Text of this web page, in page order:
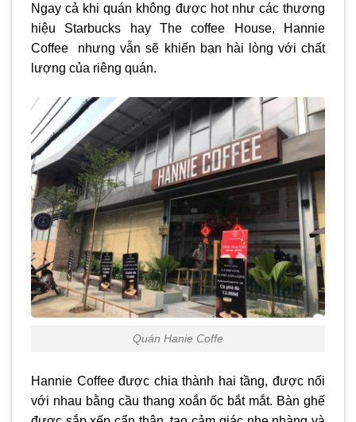
Ngay cả khi quán không được hot như các thương
hiệu Starbucks hay The coffee House, Hannie
Coffee nhưng vẫn sẽ khiến bạn hài lòng với chất
lượng của riêng quán.
Quán Hanie Coffe
Hannie Coffee được chia thành hai tầng, được nối
với nhau bằng cầu thang xoắn ốc bắt mắt. Bàn ghế